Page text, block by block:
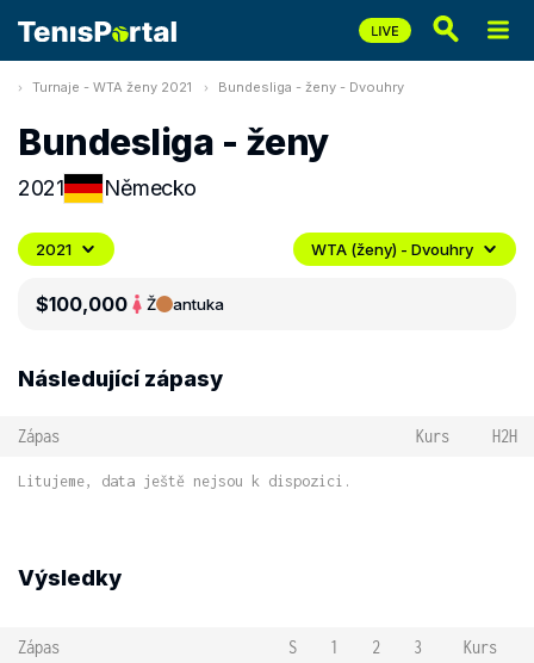
Turnaje - WTA ženy 2021 Bundesliga - ženy - Dvouhry
Bundesliga - ženy
2021 Německo
2021 WTA (ženy) - Dvouhry
$100,000 Ž antuka
Následující zápasy
Zápas Kurs H2H
Litujeme, data ještě nejsou k dispozici.
Výsledky
Zápas S 1 2 3
Kurs